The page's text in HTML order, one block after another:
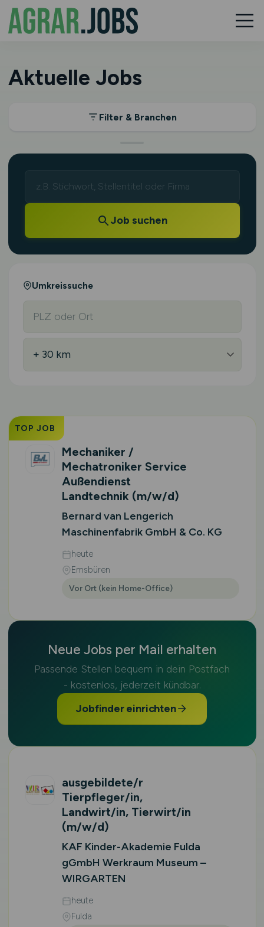
Aktuelle Jobs
Filter & Branchen
Job suchen
Umkreissuche
TOP JOB
Mechaniker /
Mechatroniker Service
Außendienst
Landtechnik (m/w/d)
Bernard van Lengerich
Maschinenfabrik GmbH & Co. KG
heute
Emsbüren
Vor Ort (kein Home-Office)
Neue Jobs per Mail erhalten
Passende Stellen bequem in dein Postfach
- kostenlos, jederzeit kündbar.
Jobfinder einrichten
ausgebildete/r
Tierpfleger/in,
Landwirt/in, Tierwirt/in
(m/w/d)
KAF Kinder-Akademie Fulda
gGmbH Werkraum Museum –
WIRGARTEN
heute
Fulda